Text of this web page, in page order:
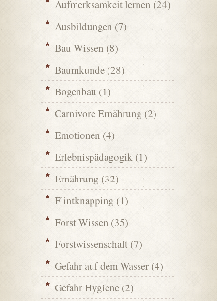
Aufmerksamkeit lernen (24)
Ausbildungen (7)
Bau Wissen (8)
Baumkunde (28)
Bogenbau (1)
Carnivore Ernährung (2)
Emotionen (4)
Erlebnispädagogik (1)
Ernährung (32)
Flintknapping (1)
Forst Wissen (35)
Forstwissenschaft (7)
Gefahr auf dem Wasser (4)
Gefahr Hygiene (2)